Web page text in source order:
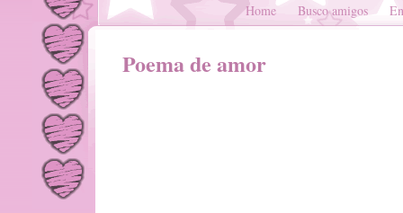
Home Busco amigos
Poema de amor